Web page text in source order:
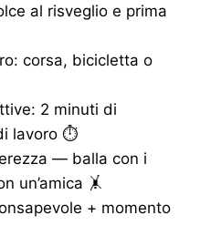
al risveglio e prima
corsa, bicicletta o
2 minuti di
lavoro ⏱️
— balla con i
un’amica 🤸
+ momento